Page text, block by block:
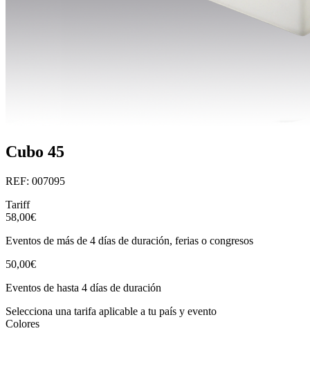
Cubo 45
REF: 007095
Tariff
58,00€
Eventos de más de 4 días de duración, ferias o congresos
50,00€
Eventos de hasta 4 días de duración
Selecciona una tarifa aplicable a tu país y evento
Colores